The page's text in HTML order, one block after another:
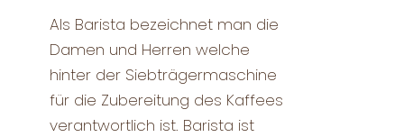
Als Barista bezeichnet man die
Damen und Herren welche
hinter der Siebträgermaschine
für die Zubereitung des Kaffees
verantwortlich ist. Barista ist